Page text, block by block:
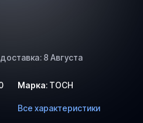
8 Августа
Марка: ТОСН
Все характеристики